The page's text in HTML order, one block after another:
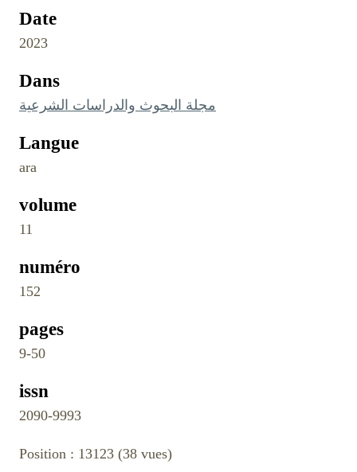
Date
2023
Dans
مجلة البحوث والدراسات الشرعية
Langue
ara
volume
11
numéro
152
pages
9-50
issn
2090-9993
Position : 13123 (38 vues)